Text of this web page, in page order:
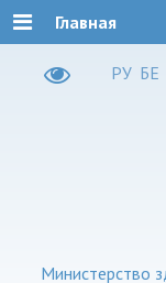
РУ БЕ
Министерство
Главная